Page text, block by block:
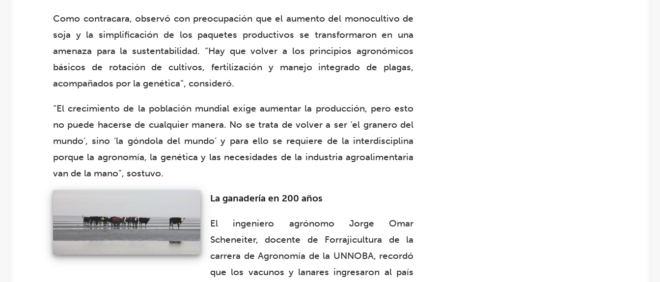
Como contracara, observó con preocupación que el aumento del monocultivo de
soja y la simplificación de los paquetes productivos se transformaron en una
amenaza para la sustentabilidad. “Hay que volver a los principios agronómicos
básicos de rotación de cultivos, fertilización y manejo integrado de plagas,
acompañados por la genética”, consideró.
“El crecimiento de la población mundial exige aumentar la producción, pero esto
no puede hacerse de cualquier manera. No se trata de volver a ser ‘el granero del
mundo’, sino ‘la góndola del mundo’ y para ello se requiere de la interdisciplina
porque la agronomía, la genética y las necesidades de la industria agroalimentaria
van de la mano”, sostuvo.
La ganadería en 200 años
El ingeniero agrónomo Jorge Omar
Scheneiter, docente de Forrajicultura de la
carrera de Agronomía de la UNNOBA, recordó
que los vacunos y lanares ingresaron al país